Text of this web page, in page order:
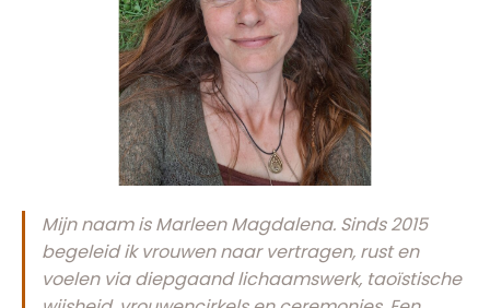
Mijn naam is Marleen Magdalena. Sinds 2015
begeleid ik vrouwen naar vertragen, rust en
voelen via diepgaand lichaamswerk, taoïstische